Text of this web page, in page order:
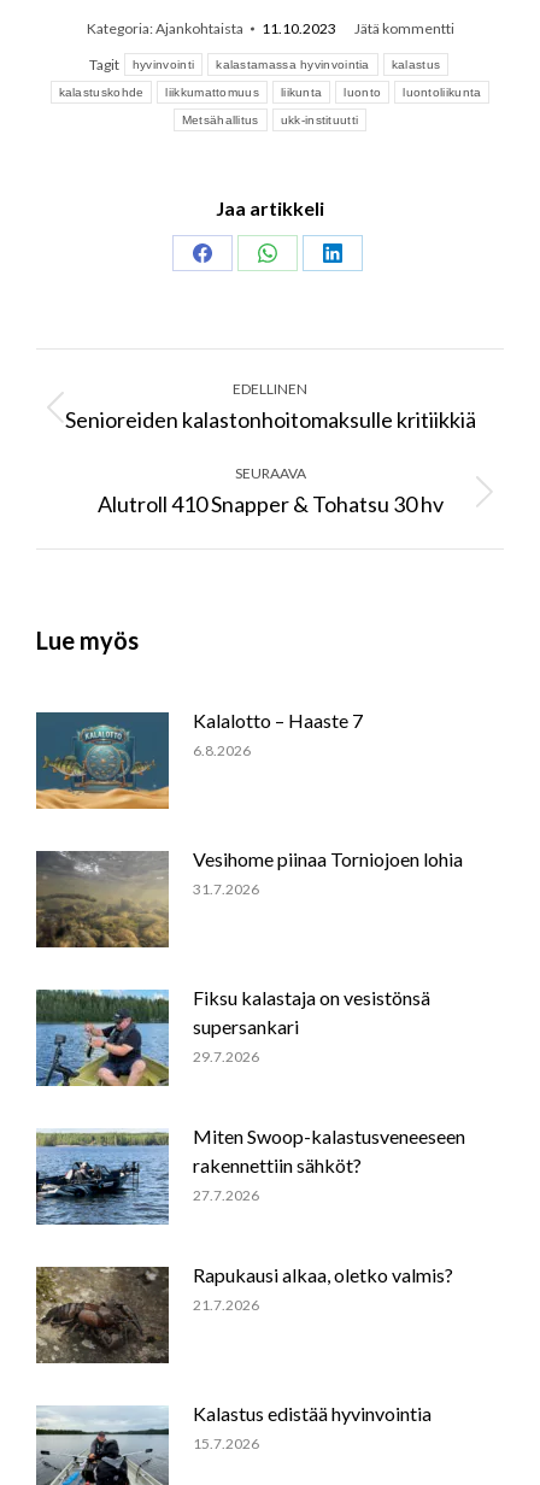
Kategoria:Ajankohtaista 11.10.2023
Jätä kommentti
Tagit
hyvinvointi kalastamassa hyvinvointia kalastus
kalastuskohde liikkumattomuus liikunta luonto luontoliikunta
Metsähallitus ukk-instituutti
Jaa artikkeli
Share
Share
Share
navigation
EDELLINEN
Previous
Senioreiden kalastonhoitomaksulle kritiikkiä
SEURAAVA
Next
Alutroll 410 Snapper & Tohatsu 30 hv
Lue myös
Kalalotto – Haaste 7
6.8.2026
Vesihome piinaa Torniojoen lohia
31.7.2026
Fiksu kalastaja on vesistönsä
supersankari
29.7.2026
Miten Swoop-kalastusveneeseen
rakennettiin sähköt?
27.7.2026
Rapukausi alkaa, oletko valmis?
21.7.2026
Kalastus edistää hyvinvointia
15.7.2026